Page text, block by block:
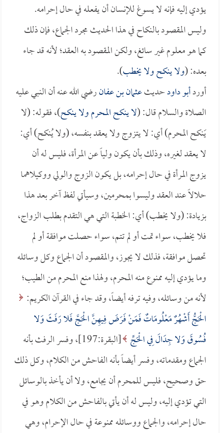
يؤدي إليه فإنه لا يسوغ للإنسان أن يفعله في حال إحرامه.
وليس المقصود بالنكاح في هذا الحديث مجرد الجماع، فإن ذلك
كما هو معلوم غير سائغ، ولكن المقصود به العقد؛ لأنه قد جاء
بعده: (ولا ينكح ولا يخطب).
أوردأبو داودحديثعثمان بن عفانرضي الله عنه أن النبي عليه
الصلاة والسلام قال: (لا ينكح المحرم ولا ينكح)، فقوله: (لا
يَنكح المحرم) أي: لا يتزوج ولا يعقد بنفسه، (ولا يُنكح) أي:
لا يعقد لغيره، وذلك بأن يكون ولياً عن المرأة، فليس له أن
يزوج المرأة في حال إحرامه، بل يكون الزوج والولي ووكيلاهما
حلالاً عند العقد وليسوا بمحرمين، وسيأتي لفظ آخر بعد هذا
بزيادة: (ولا يخطب) أي: الخطبة التي هي التقدم بطلب الزواج،
فلا يخطب، سواء تمت أو لم تتم، سواء حصلت موافقة أو لم
تحصل موافقة، فذلك لا يجوز، والمقصود أن الجماع وكل وسائله
وما يؤدي إليه ممنوع منه المحرم، ولهذا منع المحرم من الطيب؛
لأنه من وسائله، وفيه ترفه أيضاً، وقد جاء في القرآن الكريم:
الْحَجُّ أَشْهُرٌ مَعْلُومَاتٌ فَمَنْ فَرَضَ فِيهِنَّ الْحَجَّ فَلا رَفَثَ وَلا
فُسُوقَ وَلا جِدَالَ فِي الْحَجِّ
[البقرة:197]، وفسر الرفث بأنه
الجماع ومقدماته، وفسر أيضاً بأنه الفاحش من الكلام، وكل ذلك
حق وصحيح، فليس للمحرم أن يجامع، ولا أن يأخذ بالوسائل
التي تؤدي إليه، وليس له أن يأتي بالفاحش من الكلام وهو في
حال إحرامه، والجماع ووسائله ممنوعة في حال الإحرام، وهي